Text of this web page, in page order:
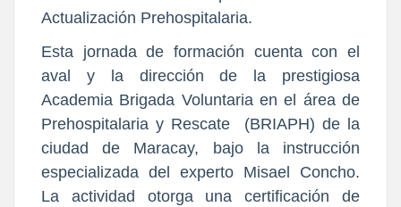
Actualización Prehospitalaria.
Esta jornada de formación cuenta con el
aval y la dirección de la prestigiosa
Academia Brigada Voluntaria en el área de
Prehospitalaria y Rescate (BRIAPH) de la
ciudad de Maracay, bajo la instrucción
especializada del experto Misael Concho.
La actividad otorga una certificación de